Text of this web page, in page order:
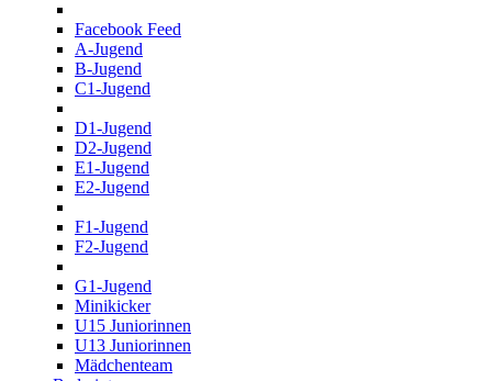
Facebook Feed
A-Jugend
B-Jugend
C1-Jugend
D1-Jugend
D2-Jugend
E1-Jugend
E2-Jugend
F1-Jugend
F2-Jugend
G1-Jugend
Minikicker
U15 Juniorinnen
U13 Juniorinnen
Mädchenteam